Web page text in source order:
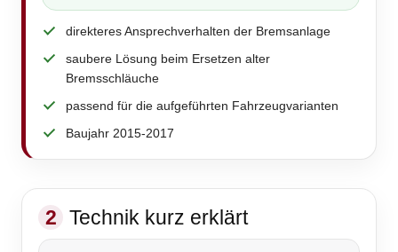
direkteres Ansprechverhalten der Bremsanlage
saubere Lösung beim Ersetzen alter
Bremsschläuche
passend für die aufgeführten Fahrzeugvarianten
Baujahr 2015-2017
2 Technik kurz erklärt